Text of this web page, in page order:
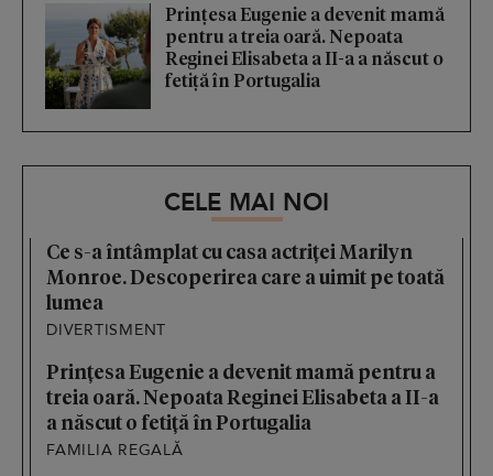
Prințesa Eugenie a devenit mamă
pentru a treia oară. Nepoata
Reginei Elisabeta a II-a a născut o
fetiță în Portugalia
CELE MAI NOI
Ce s-a întâmplat cu casa actriței Marilyn
Monroe. Descoperirea care a uimit pe toată
lumea
DIVERTISMENT
Prințesa Eugenie a devenit mamă pentru a
treia oară. Nepoata Reginei Elisabeta a II-a
a născut o fetiță în Portugalia
FAMILIA REGALĂ